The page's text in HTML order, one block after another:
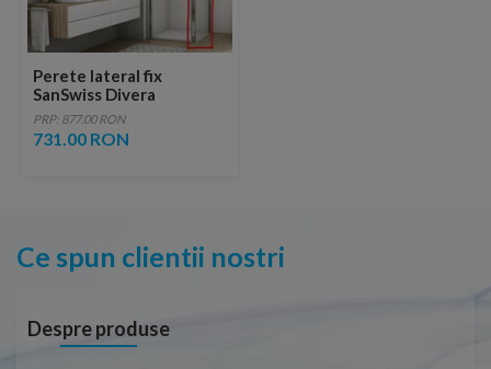
Perete lateral fix
SanSwiss Divera
100xH200 cm
PRP: 877.00 RON
731.00 RON
Ce spun clientii nostri
Despre produse